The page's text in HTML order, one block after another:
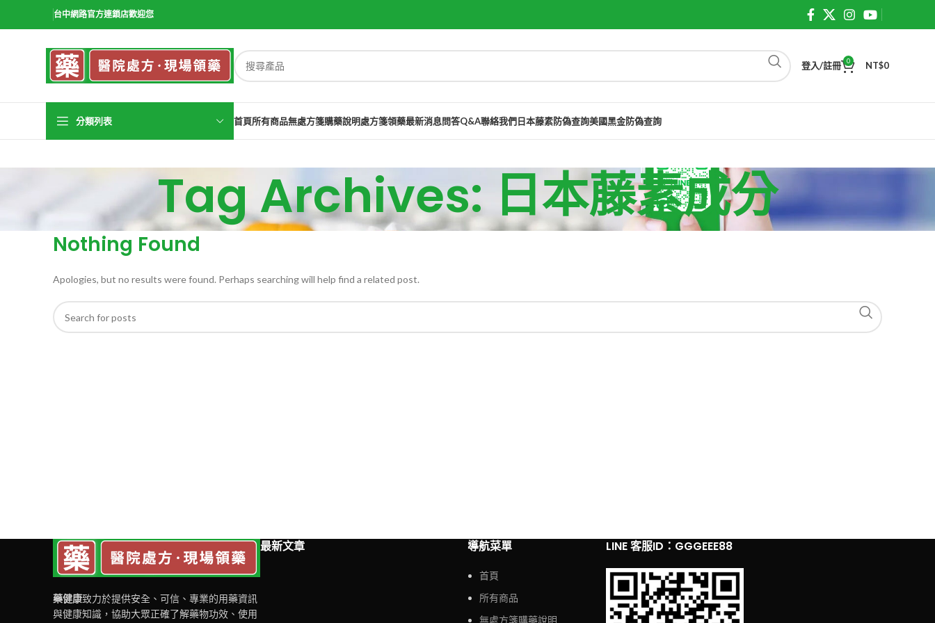
台中網路官方連鎖店歡迎您
登入/註冊 0 NT$0
分類列表 首頁所有商品無處方箋購藥說明處方箋領藥最新消息問答Q&A聯絡我們日本藤素防偽查詢美國黑金防偽查詢
Tag Archives: 日本藤素成分
Nothing Found
Apologies, but no results were found. Perhaps searching will help find a related post.
藥健康致力於提供安全、可信、專業的用藥資訊
與健康知識，協助大眾正確了解藥物功效、使用
最新文章 導航菜單
首頁
所有商品
無處方箋購藥說明
LINE 客服ID：GGGEEE88